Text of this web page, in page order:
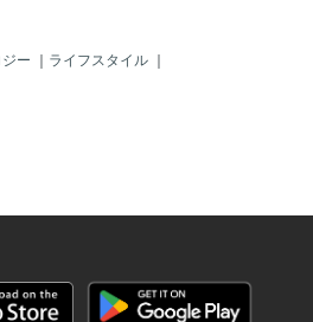
ー ｜ ライフスタイル ｜